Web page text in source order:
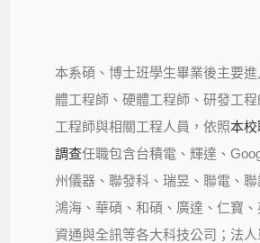
本系碩、博士班學生畢業後主要
體工程師、硬體工程師、研發工
工程師與相關工程人員，依照本
調查任職包含台積電、輝達、
州儀器、聯發科、瑞昱、聯電、聯
鴻海、華碩、和碩、廣達、仁寶、
資通與全訊等各大科技公司；法